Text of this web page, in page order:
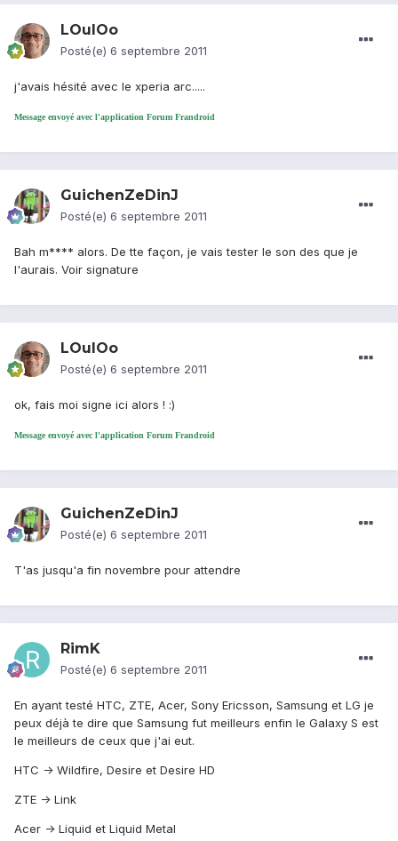
LOulOo
Posté(e) 6 septembre 2011
j'avais hésité avec le xperia arc.....
Message envoyé avec l'application Forum Frandroid
GuichenZeDinJ
Posté(e) 6 septembre 2011
Bah m**** alors. De tte façon, je vais tester le son des que je
l'aurais. Voir signature
LOulOo
Posté(e) 6 septembre 2011
ok, fais moi signe ici alors ! :)
Message envoyé avec l'application Forum Frandroid
GuichenZeDinJ
Posté(e) 6 septembre 2011
T'as jusqu'a fin novembre pour attendre
RimK
Posté(e) 6 septembre 2011
En ayant testé HTC, ZTE, Acer, Sony Ericsson, Samsung et LG je
peux déjà te dire que Samsung fut meilleurs enfin le Galaxy S est
le meilleurs de ceux que j'ai eut.
HTC -> Wildfire, Desire et Desire HD
ZTE -> Link
Acer -> Liquid et Liquid Metal